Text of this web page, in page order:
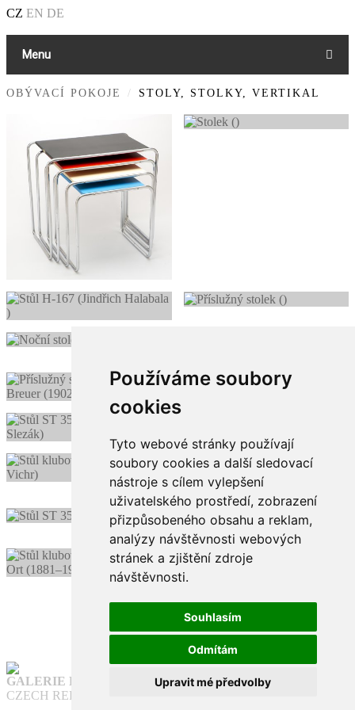
Používáme soubory
cookies
Tyto webové stránky používají
soubory cookies a další sledovací
nástroje s cílem vylepšení
uživatelského prostředí, zobrazení
přizpůsobeného obsahu a reklam,
analýzy návštěvnosti webových
stránek a zjištění zdroje
návštěvnosti.
Souhlasím
Odmítám
Upravit mé předvolby
CZ EN DE
Menu
OBÝVACÍ POKOJE STOLY, STOLKY, VERTIKAL
2 3
GALERIE FUNKCE
CZECH REPUBLIC